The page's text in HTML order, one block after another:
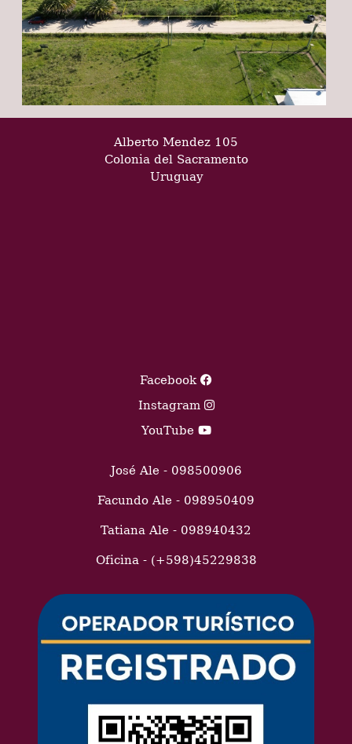
Alberto Mendez 105
Colonia del Sacramento
Uruguay
Facebook
Instagram
YouTube
José Ale - 098500906
Facundo Ale - 098950409
Tatiana Ale - 098940432
Oficina - (+598)45229838